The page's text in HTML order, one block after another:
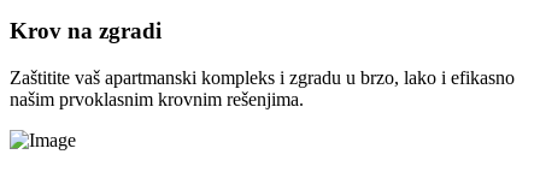
Krov na zgradi
Zaštitite vaš apartmanski kompleks i zgradu u brzo, lako i efikasno
našim prvoklasnim krovnim rešenjima.